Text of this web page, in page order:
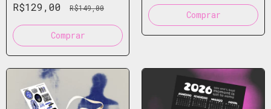
R$129,00 R$149,00
Comprar